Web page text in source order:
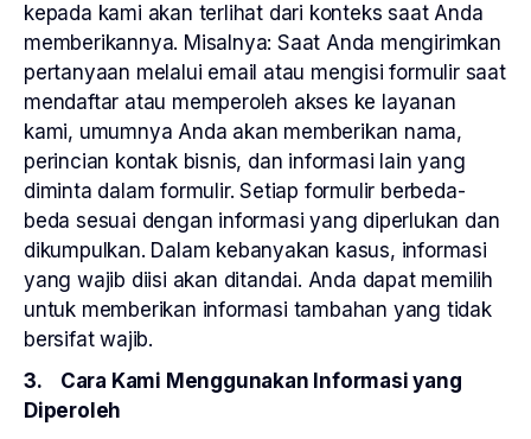
kepada kami akan terlihat dari konteks saat Anda
memberikannya. Misalnya: Saat Anda mengirimkan
pertanyaan melalui email atau mengisi formulir saat
mendaftar atau memperoleh akses ke layanan
kami, umumnya Anda akan memberikan nama,
perincian kontak bisnis, dan informasi lain yang
diminta dalam formulir. Setiap formulir berbeda-
beda sesuai dengan informasi yang diperlukan dan
dikumpulkan. Dalam kebanyakan kasus, informasi
yang wajib diisi akan ditandai. Anda dapat memilih
untuk memberikan informasi tambahan yang tidak
bersifat wajib.
3. Cara Kami Menggunakan Informasi yang
Diperoleh